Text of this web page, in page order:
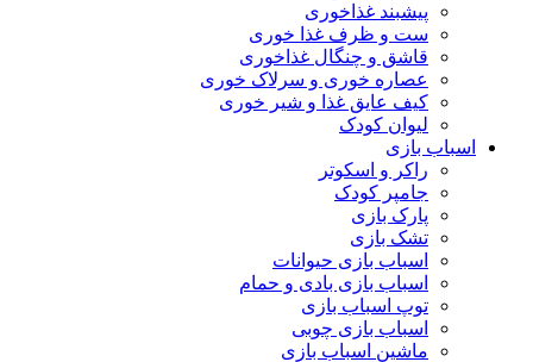
پیشبند غذاخوری
ست و ظرف غذا خوری
قاشق و چنگال غذاخوری
عصاره خوری و سرلاک خوری
کیف عایق غذا و شیر خوری
لیوان کودک
اسباب بازی
راکر و اسکوتر
جامپر کودک
پارک بازی
تشک بازی
اسباب بازی حیوانات
اسباب بازی بادی و حمام
توپ اسباب بازی
اسباب بازی چوبی
ماشین اسباب بازی